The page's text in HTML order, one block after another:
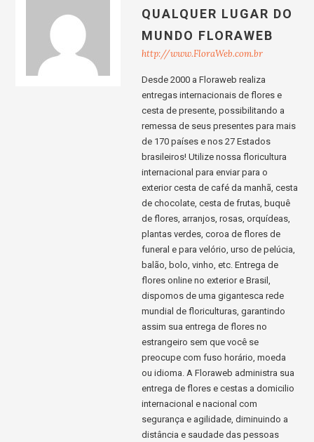
QUALQUER LUGAR DO
MUNDO FLORAWEB
http://www.FloraWeb.com.br
Desde 2000 a Floraweb realiza
entregas internacionais de flores e
cesta de presente, possibilitando a
remessa de seus presentes para mais
de 170 países e nos 27 Estados
brasileiros! Utilize nossa floricultura
internacional para enviar para o
exterior cesta de café da manhã, cesta
de chocolate, cesta de frutas, buquê
de flores, arranjos, rosas, orquídeas,
plantas verdes, coroa de flores de
funeral e para velório, urso de pelúcia,
balão, bolo, vinho, etc. Entrega de
flores online no exterior e Brasil,
dispomos de uma gigantesca rede
mundial de floriculturas, garantindo
assim sua entrega de flores no
estrangeiro sem que você se
preocupe com fuso horário, moeda
ou idioma. A Floraweb administra sua
entrega de flores e cestas a domicilio
internacional e nacional com
segurança e agilidade, diminuindo a
distância e saudade das pessoas